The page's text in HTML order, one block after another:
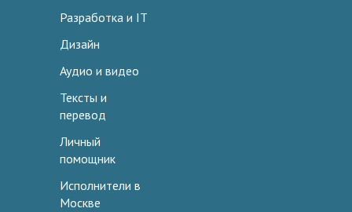
Разработка и IT
Дизайн
Аудио и видео
Тексты и
перевод
Личный
помощник
Исполнители в
Москве